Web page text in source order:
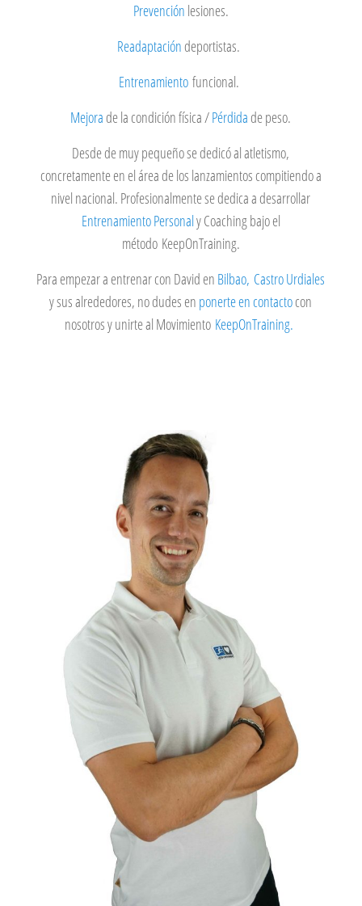
Prevención lesiones.
Readaptacióndeportistas.
Entrenamientofuncional.
Mejorade la condición física /Pérdidade peso.
Desde de muy pequeño se dedicó al atletismo,
concretamente en el área de los lanzamientos compitiendo a
nivel nacional. Profesionalmente se dedica a desarrollar
Entrenamiento Personaly Coaching bajo el
método KeepOnTraining.
Para empezar a entrenar con David en Bilbao, Castro Urdiales
y sus alrededores, no dudes en ponerte en contactocon
nosotros y unirte al Movimiento KeepOnTraining.